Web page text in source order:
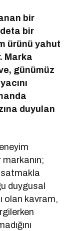
bir
bir
ürünü yahut
Marka
günümüz
duyulan
duygusal
olan kavram,